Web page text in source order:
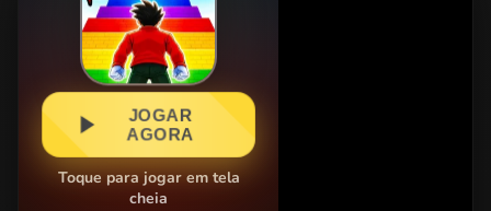
JOGAR
AGORA
Toque para jogar em tela
cheia